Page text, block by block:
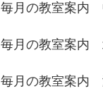
毎月の教室案内
毎月の教室案内
毎月の教室案内